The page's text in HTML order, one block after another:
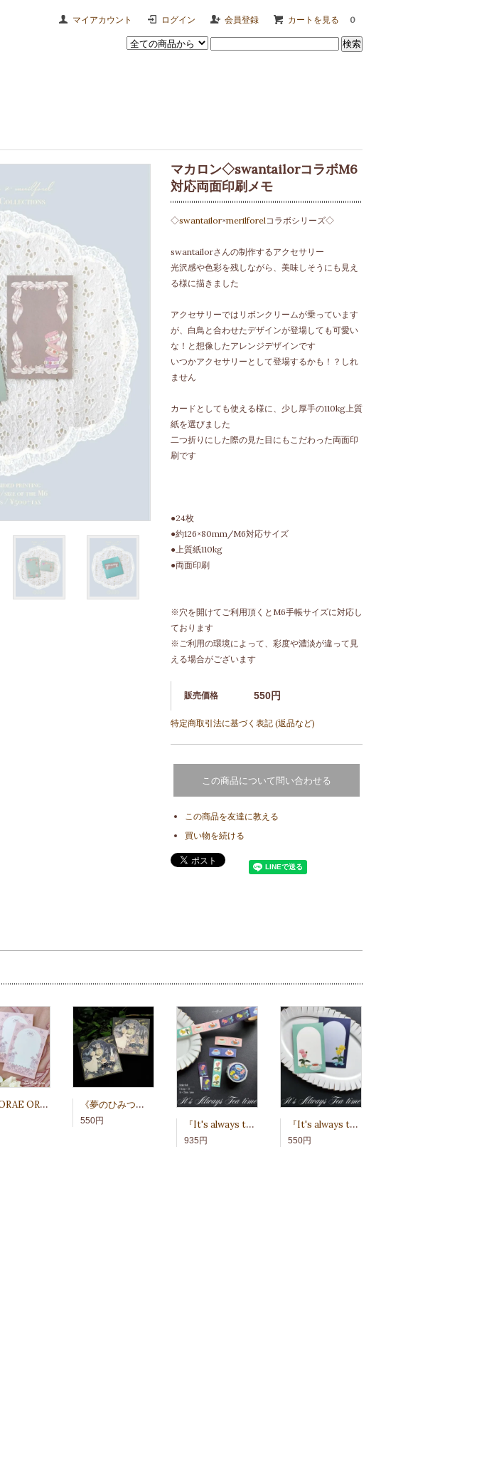
マイアカウント ログイン 会員登録 カートを見る 0
マカロン◇swantailorコラボM6
対応両面印刷メモ
◇swantailor×merilforelコラボシリーズ◇
swantailorさんの制作するアクセサリー
光沢感や色彩を残しながら、美味しそうにも見え
る様に描きました
アクセサリーではリボンクリームが乗っています
が、白鳥と合わせたデザインが登場しても可愛い
な！と想像したアレンジデザインです
いつかアクセサリーとして登場するかも！？しれ
ません
カードとしても使える様に、少し厚手の110kg上質
紙を選びました
二つ折りにした際の見た目にもこだわった両面印
刷です
●24枚
●約126×80mm/M6対応サイズ
●上質紙110kg
●両面印刷
※穴を開けてご利用頂くとM6手帳サイズに対応し
ております
※ご利用の環境によって、彩度や濃淡が違って見
える場合がございます
販売価格 550円
特定商取引法に基づく表記 (返品など)
この商品について問い合わせる
この商品を友達に教える
買い物を続ける
『FLORAE ORNAMENTUM』メモ 《夢のひみつ》スクエアカードセット
550円 『It's always teatime』フルカラーロールステッカー
935円
『It's always teatime』M6対応サイズ両面印刷メモ
550円